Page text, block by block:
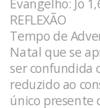
Evangelho: Jo
REFLEXÃO
Tempo de
Natal que se
ser confundida
reduzido ao
único presente